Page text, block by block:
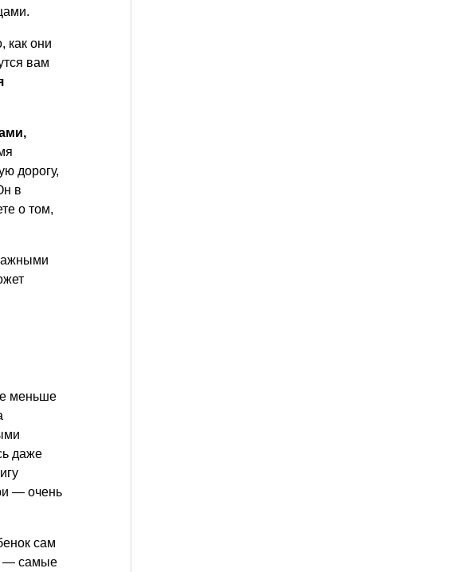
как они
вам
дорогу,
в
о том,
меньше
даже
— очень
сам
— самые